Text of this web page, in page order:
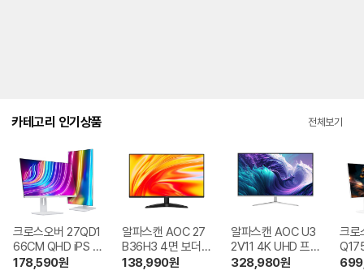
카테고리 인기상품 전체보기
크로스오버 27QD1
66CM QHD iPS U
SB-C 화이트 Ai 멀
티스탠드
178,590원
알파스캔 AOC 27
B36H3 4면 보더리
스 IPS 120 시력보
호 무결점
138,990원
알파스캔 AOC U3
2V11 4K UHD 프리
싱크 HDR 시력보호
무결점
328,980원
크로
Ai